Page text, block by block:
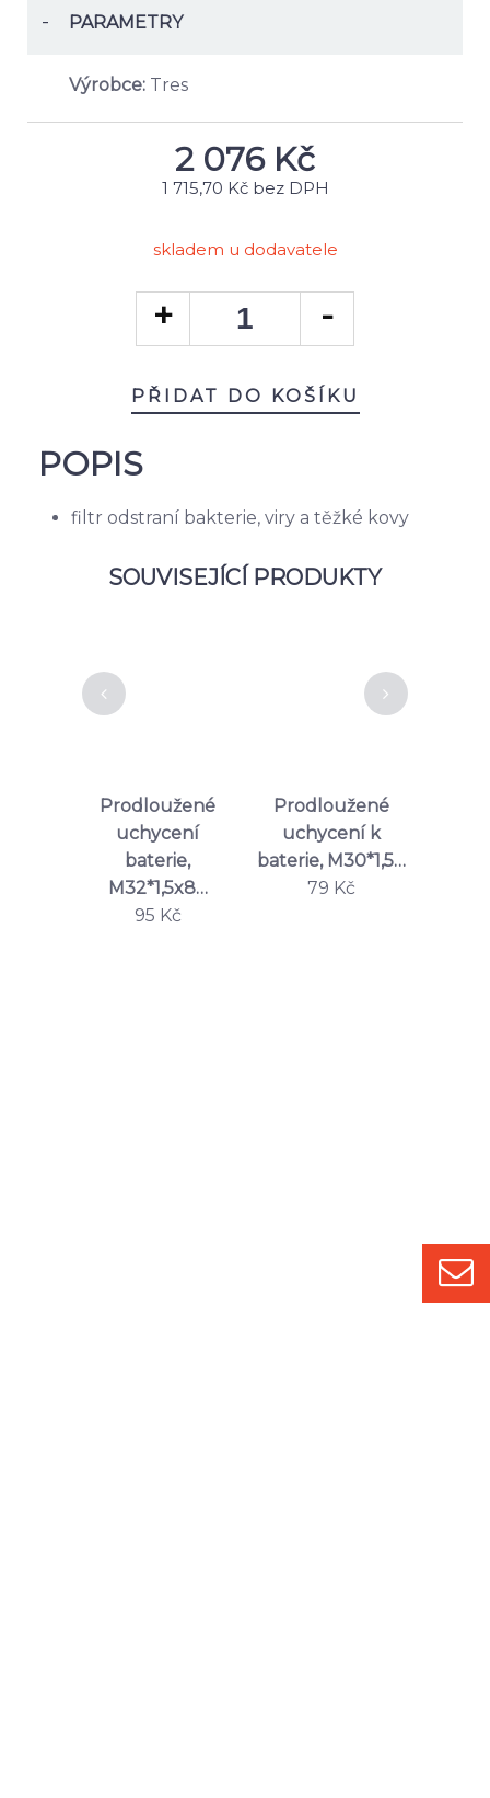
- PARAMETRY
Výrobce: Tres
2 076 Kč
1 715,70 Kč bez DPH
skladem u dodavatele
PŘIDAT DO KOŠÍKU
POPIS
filtr odstraní bakterie, viry a těžké kovy
SOUVISEJÍCÍ PRODUKTY
Prodloužené
uchycení
baterie,
M32*1,5x8…
95 Kč
Prodloužené
uchycení k
baterie, M30*1,5…
79 Kč